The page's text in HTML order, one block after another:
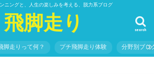
ニングと、人生の楽しみを考える、脱力系ブログ
飛脚走り search
脚走りって何？ プチ飛脚走り体験 分野別ブロ